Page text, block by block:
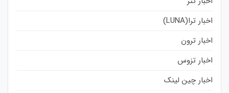
اخبار ترا(LUNA)
اخبار ترون
اخبار تزوس
اخبار چین لینک